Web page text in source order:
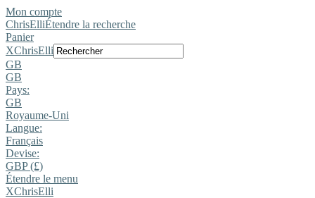
Mon compte
ChrisElliÉtendre la recherche
Panier
XChrisElli
GB
GB
Pays:
GB
Royaume-Uni
Langue:
Français
Devise:
GBP (£)
Étendre le menu
XChrisElli